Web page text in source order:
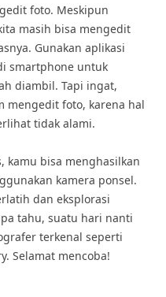
foto. Meskipun
masih bisa mengedit
Gunakan aplikasi
smartphone untuk
diambil. Tapi ingat,
mengedit foto, karena hal
tidak alami.
kamu bisa menghasilkan
kamera ponsel.
dan eksplorasi
tahu, suatu hari nanti
terkenal seperti
Selamat mencoba!